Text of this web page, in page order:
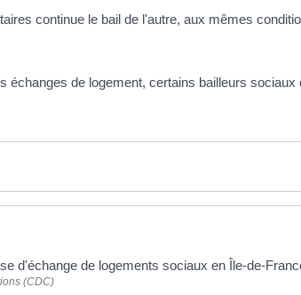
continue le bail de l'autre, aux mêmes
échanges de logement, certains bailleurs sociaux
d'échange de logements sociaux en Île-de-
(CDC)